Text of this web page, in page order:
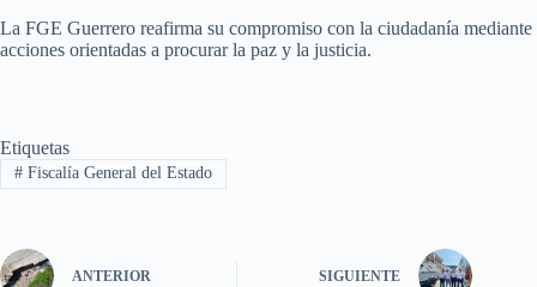
La FGE Guerrero reafirma su compromiso con la ciudadanía mediante
acciones orientadas a procurar la paz y la justicia.
Etiquetas
#Fiscalía General del Estado
ANTERIOR SIGUIENTE